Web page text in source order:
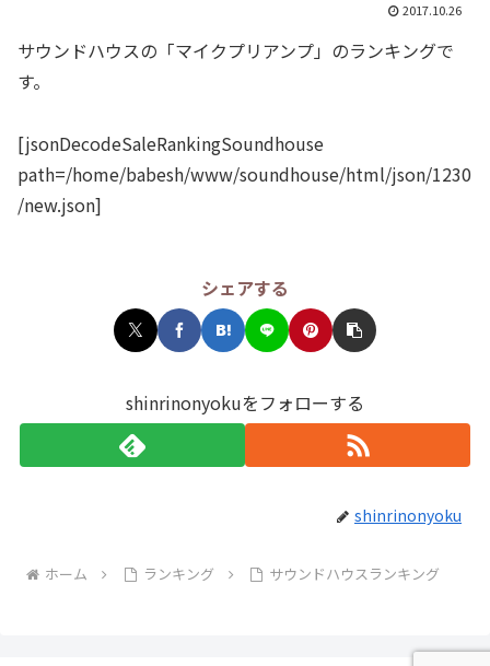
2017.10.26
サウンドハウスの「マイクプリアンプ」のランキングで
す。
[jsonDecodeSaleRankingSoundhouse
path=/home/babesh/www/soundhouse/html/json/1230
/new.json]
シェアする
shinrinonyokuをフォローする
shinrinonyoku
ホーム ランキング サウンドハウスランキング